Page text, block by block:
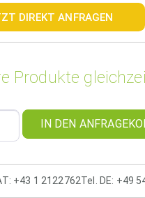
DIREKT ANFRAGEN
Produkte
IN DEN
+43 1 2122762Tel. DE: +49